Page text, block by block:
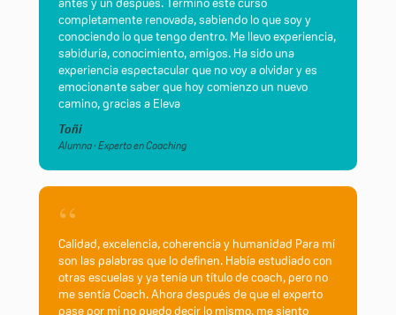
antes y un después. Termino este curso
completamente renovada, sabiendo lo que soy y
conociendo lo que tengo dentro. Me llevo experiencia,
sabiduría, conocimiento, amigos. Ha sido una
experiencia espectacular que no voy a olvidar y es
emocionante saber que hoy comienzo un nuevo
camino, gracias a Eleva
Toñi
Alumna · Experto en Coaching
“
Calidad, excelencia, coherencia y humanidad Para mí
son las palabras que lo definen. Había estudiado con
otras escuelas y ya tenía un título de coach, pero no
me sentía Coach. Ahora después de que el experto
pase por mí no puedo decir lo mismo, me siento